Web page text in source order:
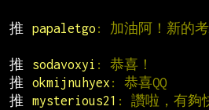
推
papaletgo : 加油阿！新的
推
sodavoxyi : 恭喜！
推
okmijnuhyex : 恭喜QQ
推
mysterious21 : 讚啦，有夠